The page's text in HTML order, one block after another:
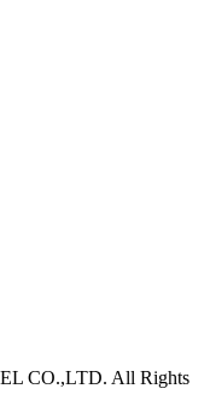
CO.,LTD. All Rights